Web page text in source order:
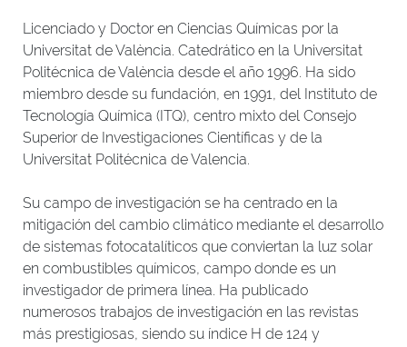
Licenciado y Doctor en Ciencias Químicas por la
Universitat de València. Catedrático en la Universitat
Politécnica de València desde el año 1996. Ha sido
miembro desde su fundación, en 1991, del Instituto de
Tecnología Química (ITQ), centro mixto del Consejo
Superior de Investigaciones Científicas y de la
Universitat Politécnica de Valencia.
Su campo de investigación se ha centrado en la
mitigación del cambio climático mediante el desarrollo
de sistemas fotocatalíticos que conviertan la luz solar
en combustibles químicos, campo donde es un
investigador de primera línea. Ha publicado
numerosos trabajos de investigación en las revistas
más prestigiosas, siendo su índice H de 124 y